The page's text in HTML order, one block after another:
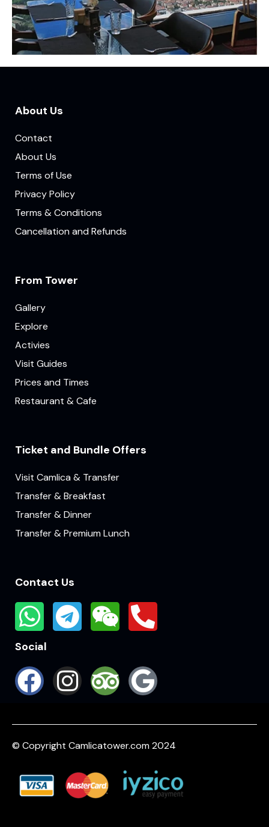
About Us
Contact
About Us
Terms of Use
Privacy Policy
Terms & Conditions
Cancellation and Refunds
From Tower
Gallery
Explore
Activies
Visit Guides
Prices and Times
Restaurant & Cafe
Ticket and Bundle Offers
Visit Camlica & Transfer
Transfer & Breakfast
Transfer & Dinner
Transfer & Premium Lunch
Contact Us
Social
© Copyright Camlicatower.com 2024